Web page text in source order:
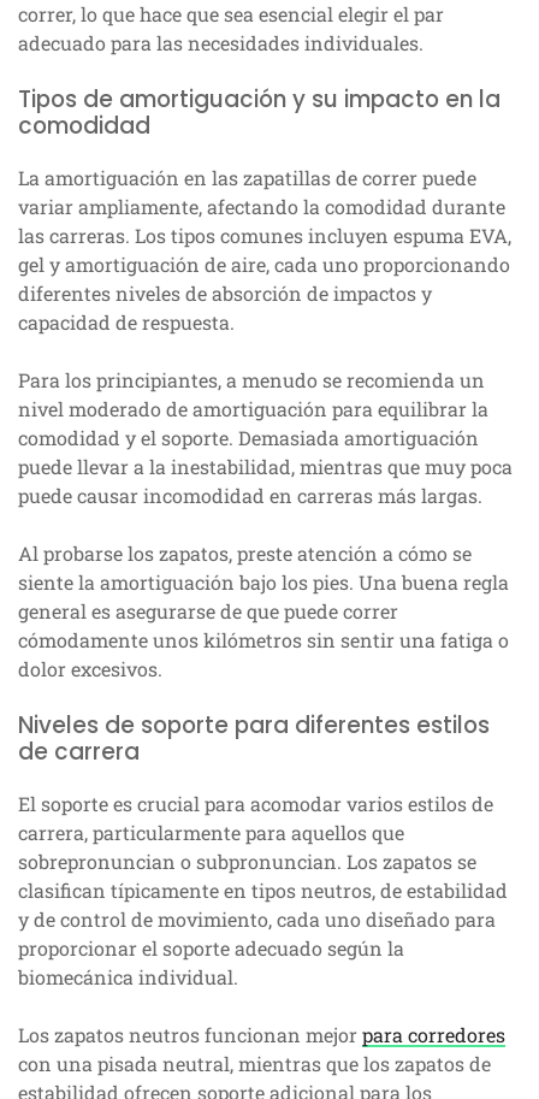
correr, lo que hace que sea esencial elegir el par
adecuado para las necesidades individuales.
Tipos de amortiguación y su impacto en la
comodidad
La amortiguación en las zapatillas de correr puede
variar ampliamente, afectando la comodidad durante
las carreras. Los tipos comunes incluyen espuma EVA,
gel y amortiguación de aire, cada uno proporcionando
diferentes niveles de absorción de impactos y
capacidad de respuesta.
Para los principiantes, a menudo se recomienda un
nivel moderado de amortiguación para equilibrar la
comodidad y el soporte. Demasiada amortiguación
puede llevar a la inestabilidad, mientras que muy poca
puede causar incomodidad en carreras más largas.
Al probarse los zapatos, preste atención a cómo se
siente la amortiguación bajo los pies. Una buena regla
general es asegurarse de que puede correr
cómodamente unos kilómetros sin sentir una fatiga o
dolor excesivos.
Niveles de soporte para diferentes estilos
de carrera
El soporte es crucial para acomodar varios estilos de
carrera, particularmente para aquellos que
sobrepronuncian o subpronuncian. Los zapatos se
clasifican típicamente en tipos neutros, de estabilidad
y de control de movimiento, cada uno diseñado para
proporcionar el soporte adecuado según la
biomecánica individual.
Los zapatos neutros funcionan mejorpara corredores
con una pisada neutral, mientras que los zapatos de
estabilidad ofrecen soporte adicional para los